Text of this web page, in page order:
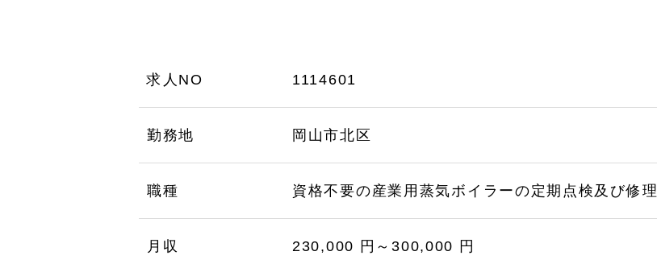
求人NO 1114601
勤務地 岡山市北区
職種 資格不要の産業用蒸気ボイラーの定期点検及び修理
月収 230,000 円～300,000 円